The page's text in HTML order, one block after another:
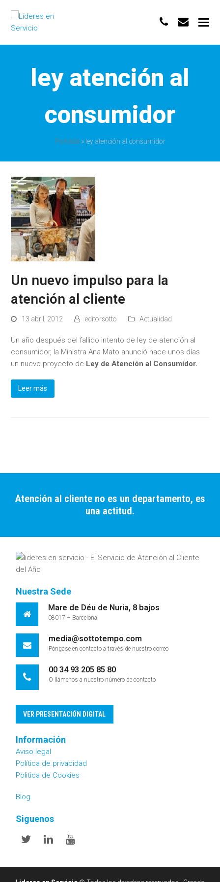
phone
ley atención al
consumidor
Portada » ley atención al consumidor
Un nuevo impulso para la
atención al cliente
13 abril, 2012 editorsotto Actualidad
Un año después del fallido intento de ley de atención al
consumidor, la Ministra Ana Mato anunció hace unos días
un nuevo proyecto de Ley de Atención al Consumidor.
Leer más
Atención al cliente no es un departamento, es
una actitud.
Nuestra Sede
Mare de Déu de Nuria, 8 bajos
08017 – Barcelona
media@sottotempo.com
Póngase en contacto a través de nuestro correo
00 34 93 205 85 80
O llámenos a nuestro número de contacto
VER PRESENTACIÓN DIGITAL
Información
Aviso legal
Política de privacidad
Politica de Cookies
Blog
Siguenos
TwitterLinkedin